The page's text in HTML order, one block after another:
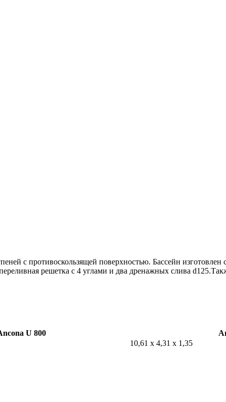
с противоскользящей поверхностью. Бассейн
решетка с 4 углами и два дренажных слива
U 800
10,61 x 4,31 x 1,35